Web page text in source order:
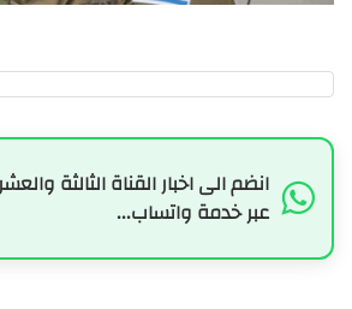
انضم الى اخبار القناة الثالثة
عبر خدمة واتساب...